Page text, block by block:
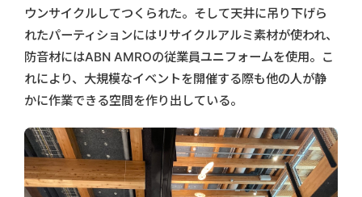
ウンサイクルしてつくられた。そして天井に吊り下げら
れたパーティションにはリサイクルアルミ素材が使われ、
防音材にはABN AMROの従業員ユニフォームを使用。こ
れにより、大規模なイベントを開催する際も他の人が静
かに作業できる空間を作り出している。